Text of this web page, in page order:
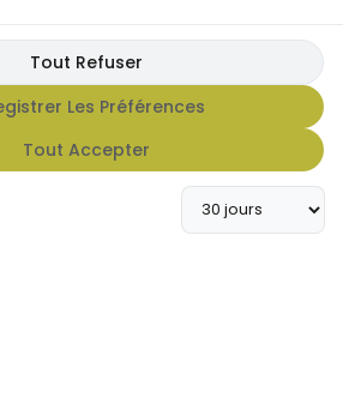
FX HOT SAUCE
du caractère à vos
avec notre gamme de
FX Hot Sauce.
Tout Refuser
Les Préférences
Tout Accepter